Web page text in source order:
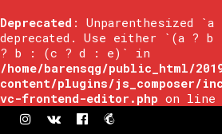
Deprecated : Unparenthesized
deprecated. Use either `(a ?
? b : (c ? d : e)` in
/home/barensqg/public_html/
content/plugins/js_composer/
vc-frontend-editor.php on line